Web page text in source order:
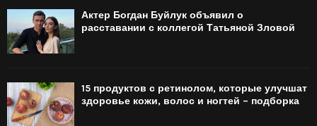
Актер Богдан Буйлук объявил о
расставании с коллегой Татьяной Зловой
15 продуктов с ретинолом, которые улучшат
здоровье кожи, волос и ногтей – подборка